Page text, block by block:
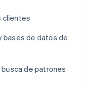
clientes
bases de datos de
de patrones